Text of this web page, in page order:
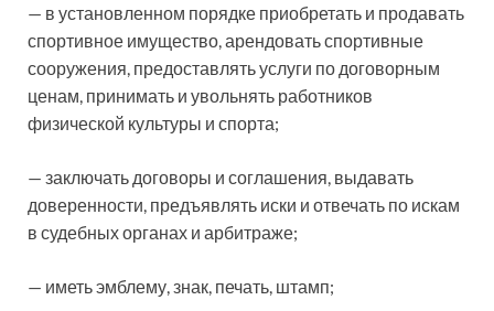
— в установленном порядке приобретать и продавать
спортивное имущество, арендовать спортивные
сооружения, предоставлять услуги по договорным
ценам, принимать и увольнять работников
физической культуры и спорта;
— заключать договоры и соглашения, выдавать
доверенности, предъявлять иски и отвечать по искам
в судебных органах и арбитраже;
— иметь эмблему, знак, печать, штамп;